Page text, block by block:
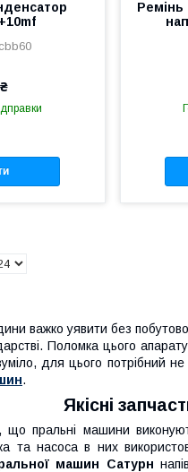
важко уявити без
Поломка цього
для цього потрібний не
.
Якісні
пральні машини
та насоса в них
їмашин Сатурн